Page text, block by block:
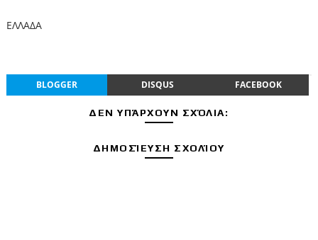
ΕΛΛΑΔΑ
BLOGGER DISQUS FACEBOOK
ΔΕΝ ΥΠΆΡΧΟΥΝ ΣΧΌΛΙΑ:
ΔΗΜΟΣΊΕΥΣΗ ΣΧΟΛΊΟΥ